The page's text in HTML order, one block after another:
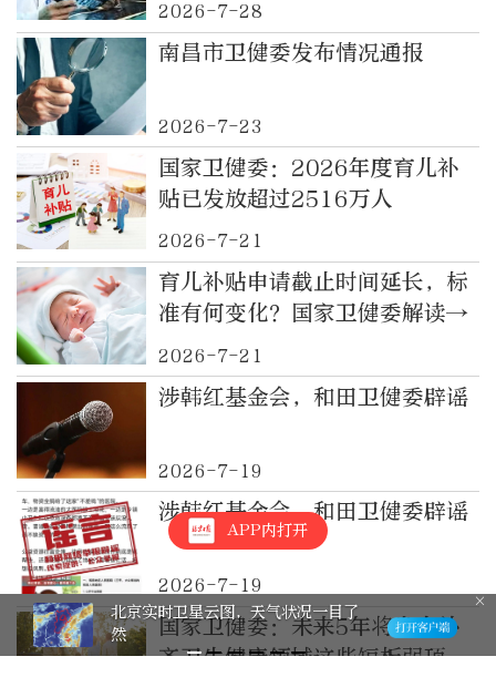
2026-7-28
南昌市卫健委发布情况通报
2026-7-23
国家卫健委：2026年度育儿补
贴已发放超过2516万人
2026-7-21
育儿补贴申请截止时间延长，标
准有何变化？国家卫健委解读→
2026-7-21
涉韩红基金会，和田卫健委辟谣
2026-7-19
涉韩红基金会，和田卫健委辟谣
2026-7-19
国家卫健委：未来5年将发力补
齐卫生健康领域这些短板弱项
APP内打开
北京实时卫星云图，天气状况一目了
然